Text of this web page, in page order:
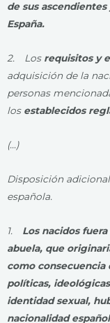
de sus
España.
2. Los requisitos y
adquisición de la
personas
los establecidos
(…)
Disposición
española.
1. Los nacidos
abuela, que
como consecuencia
políticas,
identidad sexual,
nacionalidad